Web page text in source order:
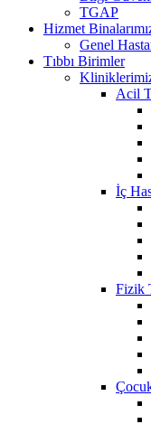
TGAP
Hizmet
Genel
Tıbbı Birimler
Acil
İç
Fizik